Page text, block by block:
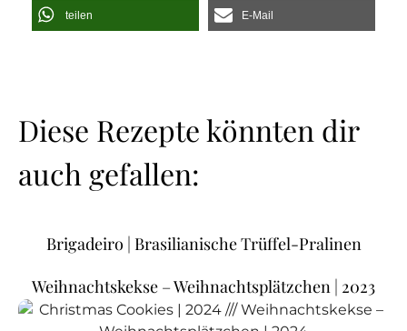
teilen E-Mail
Diese Rezepte könnten dir
auch gefallen:
Brigadeiro | Brasilianische Trüffel-Pralinen
Weihnachtskekse – Weihnachtsplätzchen | 2023